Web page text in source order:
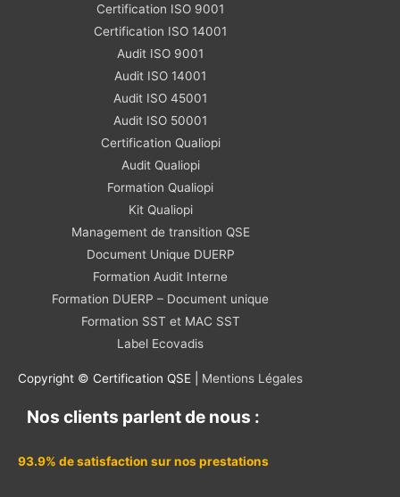
Certification ISO 9001
Certification ISO 14001
Audit ISO 9001
Audit ISO 14001
Audit ISO 45001
Audit ISO 50001
Certification Qualiopi
Audit Qualiopi
Formation Qualiopi
Kit Qualiopi
Management de transition QSE
Document Unique DUERP
Formation Audit Interne
Formation DUERP – Document unique
Formation SST et MAC SST
Label Ecovadis
Copyright © Certification QSE | Mentions Légales
Nos clients parlent de nous :
93.9% de satisfaction sur nos prestations